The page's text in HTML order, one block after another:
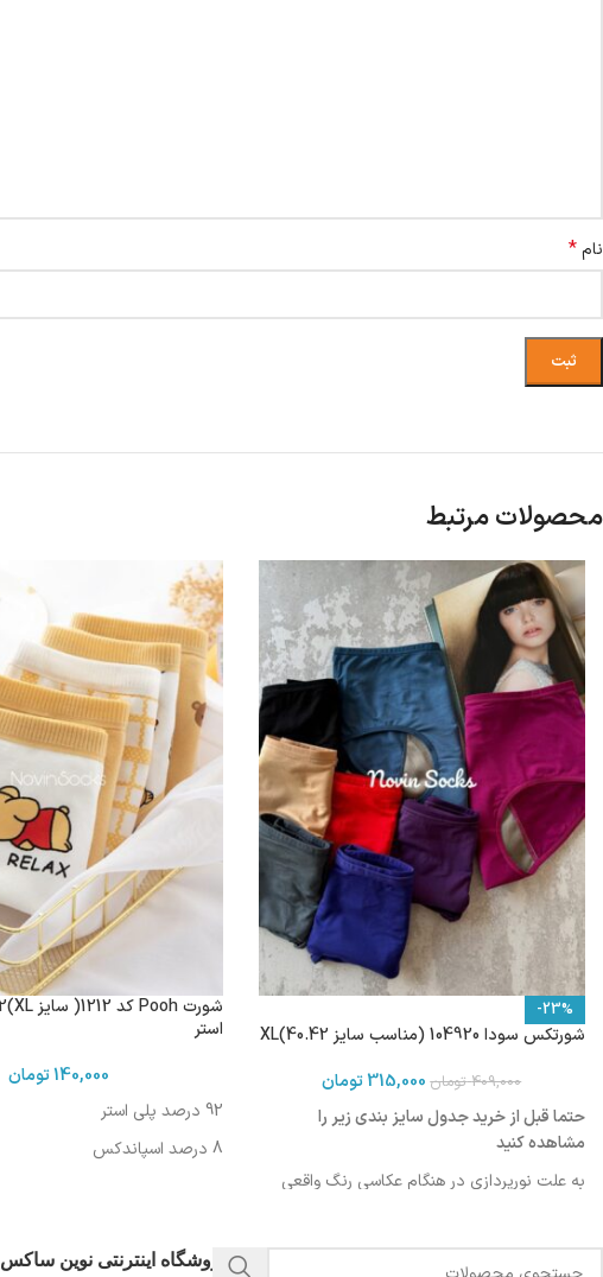
نام*
محصولات مرتبط
-23%
شورتکس سودا 104920 (مناسب سایز 40.42)XL
409,000 تومان 315,000تومان
حتما قبل از خرید جدول سایز بندی زیر را
مشاهده کنید
به علت نورپردازی در هنگام عکاسی رنگ واقعی
استر
140,000تومان
92 درصد پلی استر
8 درصد اسپاندکس
فروشگاه اینترنتی نوین ساکس